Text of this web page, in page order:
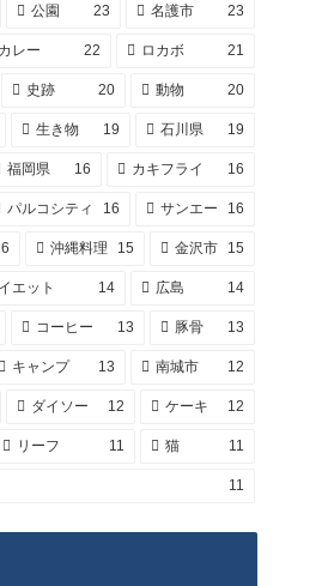
公園 23 名護市 23
カレー 22 ロカボ 21
史跡 20 動物 20
生き物 19 石川県 19
福岡県 16 カキフライ 16
パルコシティ 16 サンエー 16
沖縄料理 15 金沢市 15
エット 14 広島 14
コーヒー 13 豚骨 13
キャンプ 13 南城市 12
ダイソー 12 ケーキ 12
リーフ 11 猫 11
11